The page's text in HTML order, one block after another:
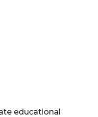
educational